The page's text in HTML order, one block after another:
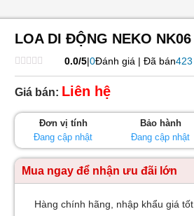
LOA DI ĐỘNG NEKO NK06
Được
xếp
hạng
5
0.0/5|0Đánh giá | Đã bán423
Giá bán: Liên hệ
Đơn vị tính
Đang cập nhật
Bảo hành
Đang cập nhật
Mua ngay để nhận ưu đãi lớn
Hàng chính hãng, nhập khẩu giá tốt